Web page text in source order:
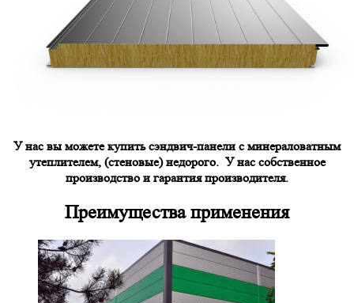
У нас вы можете купить сэндвич-панели с минераловатным
утеплителем, (стеновые) недорого. У нас собственное
производство и гарантия производителя.
Преимущества применения